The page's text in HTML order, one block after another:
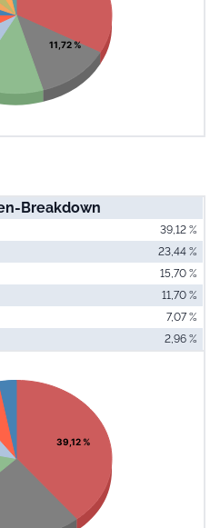
11,72 %
Breakdown
39,12 %
23,44 %
15,70 %
11,70 %
7,07 %
2,96 %
slices.
Chart
39,12 %